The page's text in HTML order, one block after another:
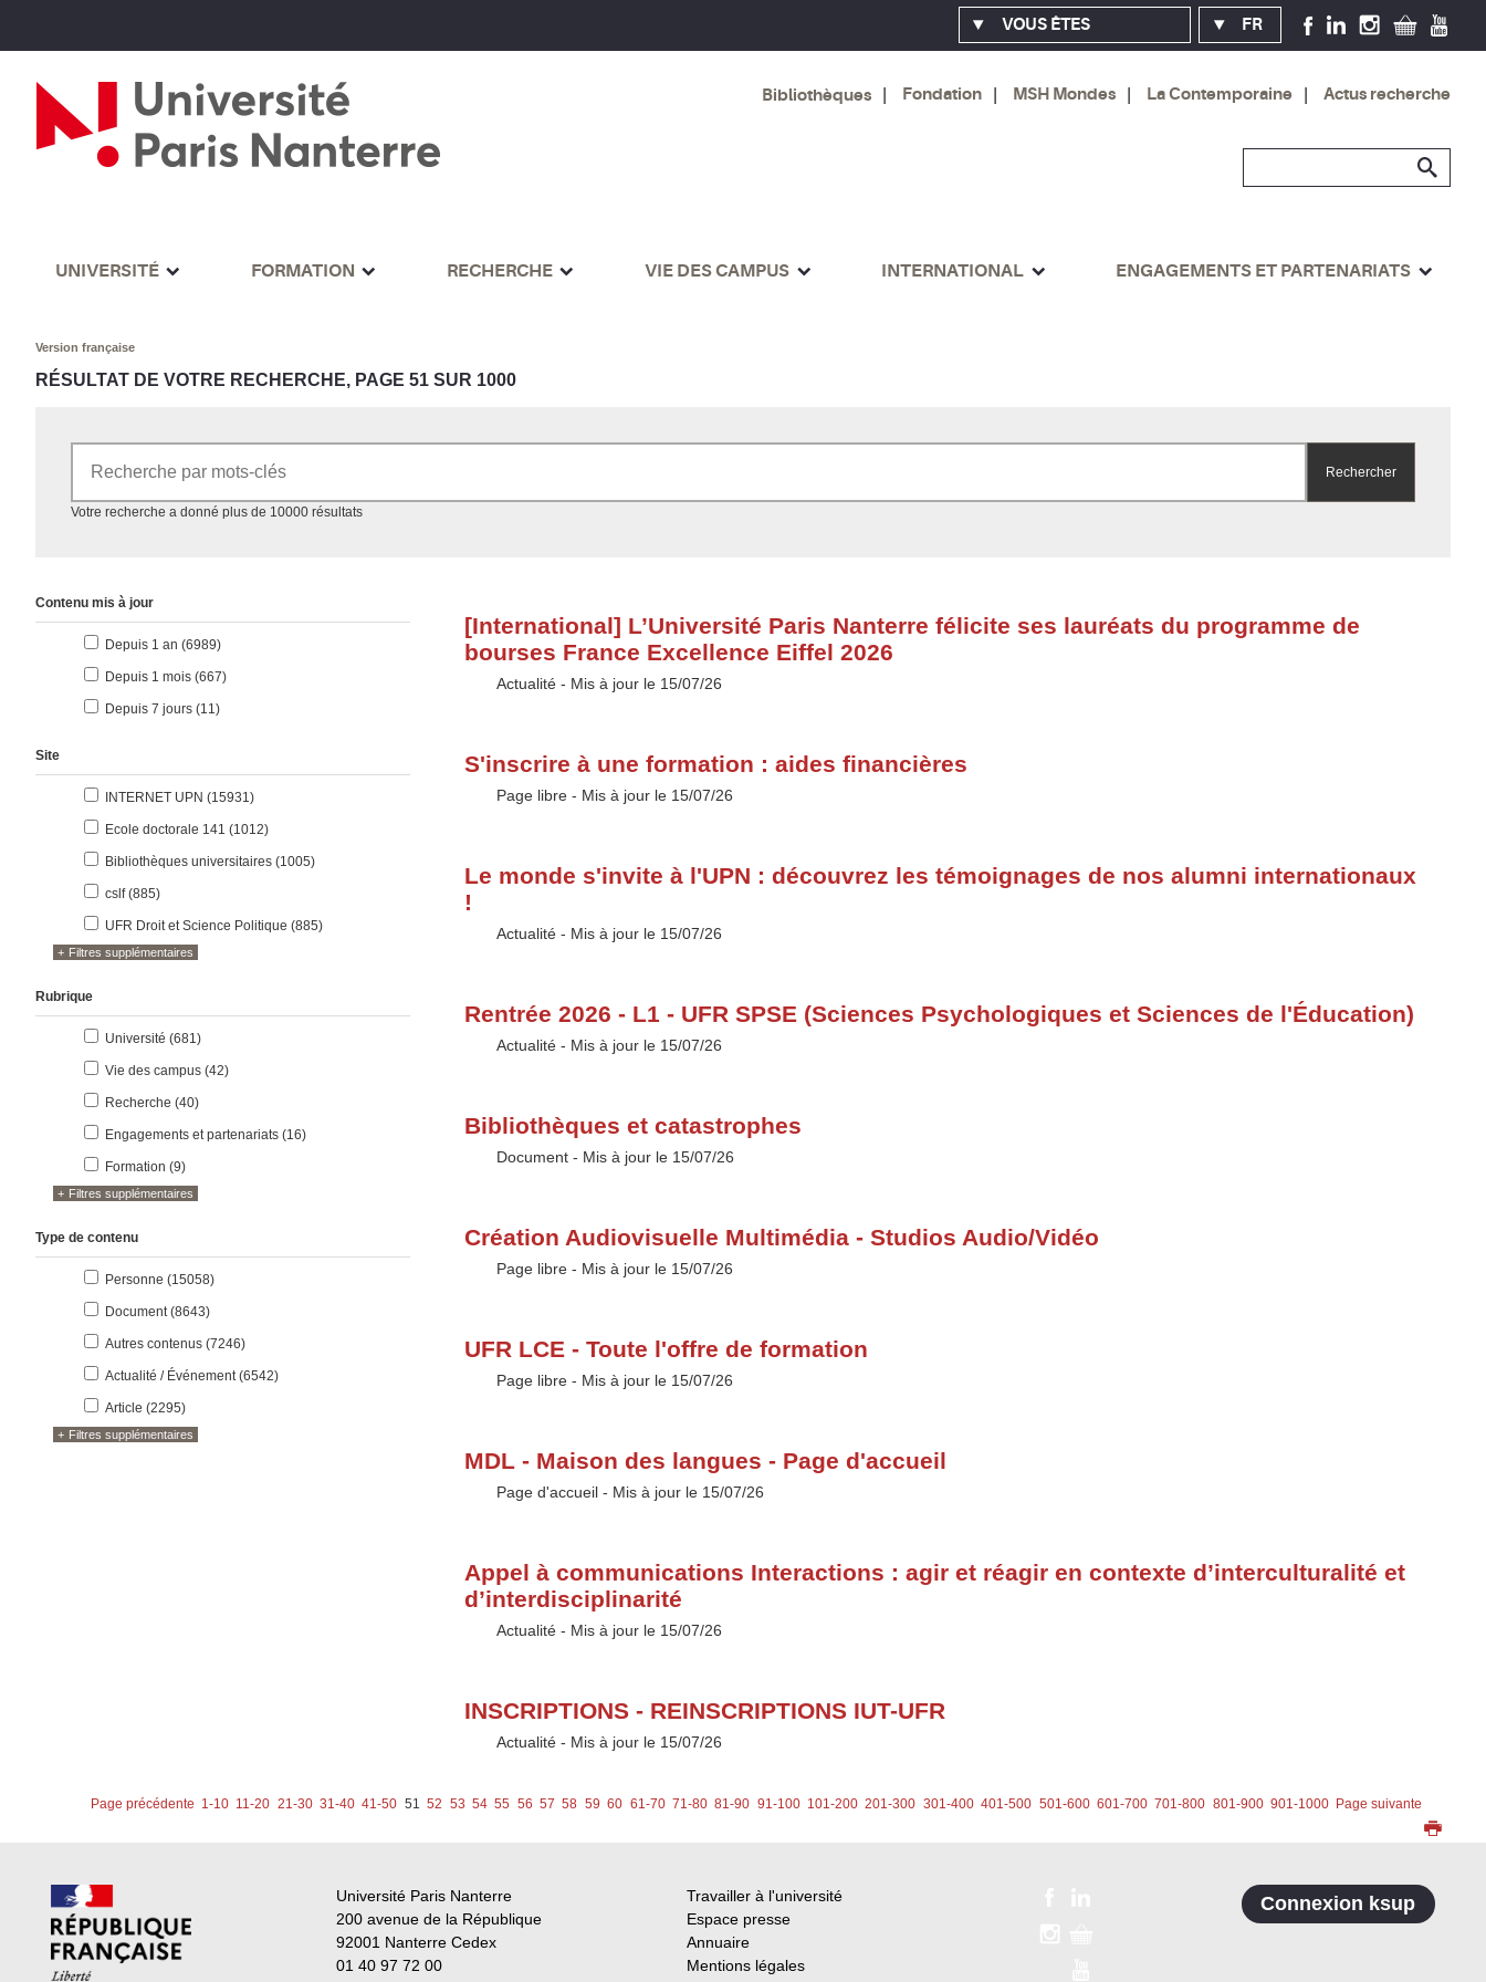
VOUS ÊTES FR
Bibliothèques Fondation MSH Mondes La Contemporaine Actus recherche
UNIVERSITÉ FORMATION RECHERCHE VIE DES CAMPUS INTERNATIONAL ENGAGEMENTS ET PARTENARIATS
Version française
RÉSULTAT DE VOTRE RECHERCHE, PAGE 51 SUR 1000
Rechercher
Votre recherche a donné plus de 10000 résultatsAccéder aux résultats
Contenu mis à jour
Depuis 1 an (6989résultats
)
Depuis 1 mois (667résultats
)
Depuis 7 jours (11résultats
)
Site
INTERNET UPN (15931résultats
)
Ecole doctorale 141 (1012résultats
)
Bibliothèques universitaires (1005résultats
)
cslf (885résultats
)
UFR Droit et Science Politique (885résultats
)
Filtres supplémentaires
Rubrique
Université (681résultats
)
Vie des campus (42résultats
)
Recherche (40résultats
)
Engagements et partenariats (16résultats
)
Formation (9résultats
)
Filtres supplémentaires
Type de contenu
Personne (15058résultats
)
Document (8643résultats
)
Autres contenus (7246résultats
)
Actualité / Événement (6542résultats
)
Article (2295résultats
)
Filtres supplémentaires
[International] L’Université Paris Nanterre félicite ses lauréats du programme de
bourses France Excellence Eiffel 2026
Type :
Actualité - Mis à jour le 15/07/26
S'inscrire à une formation : aides financières
Type :
Page libre - Mis à jour le 15/07/26
Le monde s'invite à l'UPN : découvrez les témoignages de nos alumni internationaux
!
Type :
Actualité - Mis à jour le 15/07/26
Rentrée 2026 - L1 - UFR SPSE (Sciences Psychologiques et Sciences de l'Éducation)
Type :
Actualité - Mis à jour le 15/07/26
Bibliothèques et catastrophes
Type :
Document - Mis à jour le 15/07/26
Création Audiovisuelle Multimédia - Studios Audio/Vidéo
Type :
Page libre - Mis à jour le 15/07/26
UFR LCE - Toute l'offre de formation
Type :
Page libre - Mis à jour le 15/07/26
MDL - Maison des langues - Page d'accueil
Type :
Page d'accueil - Mis à jour le 15/07/26
Appel à communications Interactions : agir et réagir en contexte d’interculturalité et
d’interdisciplinarité
Type :
Actualité - Mis à jour le 15/07/26
INSCRIPTIONS - REINSCRIPTIONS IUT-UFR
Type :
Actualité - Mis à jour le 15/07/26
Page précédente 1-10 11-20 21-30 31-40 41-50 51 52 53 54 55 56 57 58 59 60 61-70 71-80 81-90 91-100 101-200 201-300 301-400 401-500 501-600 601-700 701-800 801-900 901-1000 Page suivante
Université Paris Nanterre
200 avenue de la République
92001 Nanterre Cedex
01 40 97 72 00
Travailler à l'université
Espace presse
Annuaire
Mentions légales
Connexion ksup